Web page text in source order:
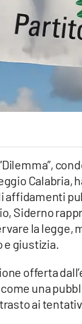
affidamenti
Siderno
la legge,
e giustizia.
offerta
una
ai